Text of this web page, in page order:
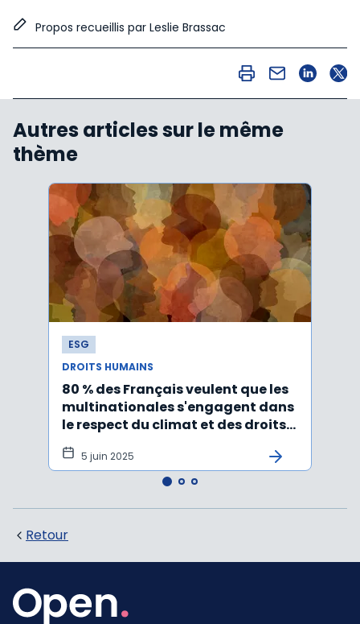
Propos recueillis par Leslie Brassac
Autres articles sur le même
thème
ESG
DROITS HUMAINS
80 % des Français veulent que les
multinationales s'engagent dans
le respect du climat et des droits
humains
5 juin 2025
Retour